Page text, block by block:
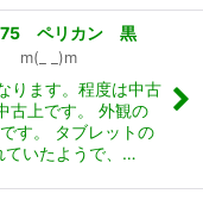
ペリカン 黒
m(_ _)m
ります。程度は中古
古上です。 外観の
す。 タブレットの
ていたようで、…